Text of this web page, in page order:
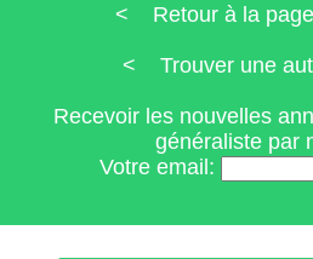
< Retour à la
< Trouver une
Recevoir les nouvelles
généraliste
Votre email: